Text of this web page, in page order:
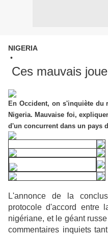
NIGERIA
•
Ces mauvais
En Occident, on s'inquiète du
Nigeria. Mauvaise foi,
d'un concurrent dans un pays
L'annonce de la
protocole d'accord entre
nigériane, et le géant
commentaires inquiets